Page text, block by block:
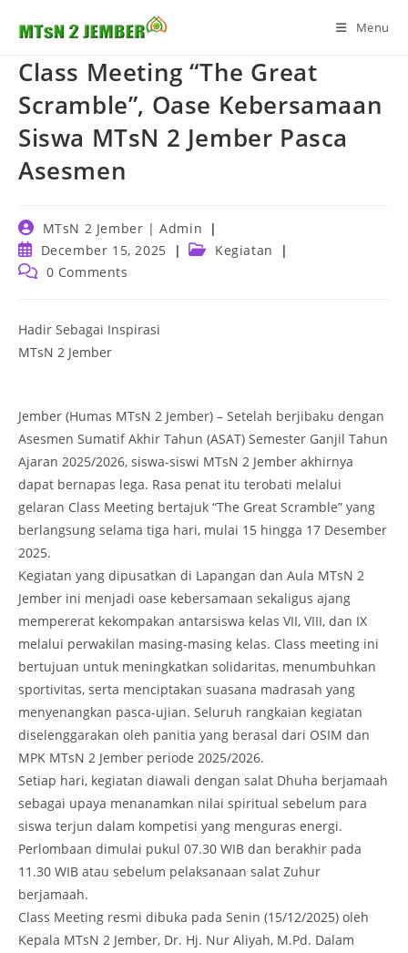
Menu
Class Meeting “The Great
Scramble”, Oase Kebersamaan
Siswa MTsN 2 Jember Pasca
Asesmen
Post
author:
MTsN 2 Jember | Admin
Post
published:
December 15, 2025
Post Kegiatan
Post 0 Comments
Hadir Sebagai Inspirasi
MTsN 2 Jember
Jember (Humas MTsN 2 Jember) – Setelah berjibaku dengan
Asesmen Sumatif Akhir Tahun (ASAT) Semester Ganjil Tahun
Ajaran 2025/2026, siswa-siswi MTsN 2 Jember akhirnya
dapat bernapas lega. Rasa penat itu terobati melalui
gelaran Class Meeting bertajuk “The Great Scramble” yang
berlangsung selama tiga hari, mulai 15 hingga 17 Desember
2025.
Kegiatan yang dipusatkan di Lapangan dan Aula MTsN 2
Jember ini menjadi oase kebersamaan sekaligus ajang
mempererat kekompakan antarsiswa kelas VII, VIII, dan IX
melalui perwakilan masing-masing kelas. Class meeting ini
bertujuan untuk meningkatkan solidaritas, menumbuhkan
sportivitas, serta menciptakan suasana madrasah yang
menyenangkan pasca-ujian. Seluruh rangkaian kegiatan
diselenggarakan oleh panitia yang berasal dari OSIM dan
MPK MTsN 2 Jember periode 2025/2026.
Setiap hari, kegiatan diawali dengan salat Dhuha berjamaah
sebagai upaya menanamkan nilai spiritual sebelum para
siswa terjun dalam kompetisi yang menguras energi.
Perlombaan dimulai pukul 07.30 WIB dan berakhir pada
11.30 WIB atau sebelum pelaksanaan salat Zuhur
berjamaah.
Class Meeting resmi dibuka pada Senin (15/12/2025) oleh
Kepala MTsN 2 Jember, Dr. Hj. Nur Aliyah, M.Pd. Dalam